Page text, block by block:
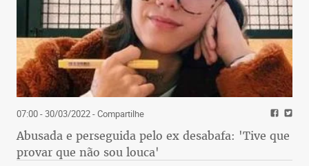
07:00 - 30/03/2022- Compartilhe
Abusada e perseguida pelo ex desabafa: 'Tive que
provar que não sou louca'